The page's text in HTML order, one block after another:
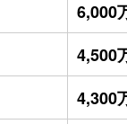
6,000
4,500
4,300